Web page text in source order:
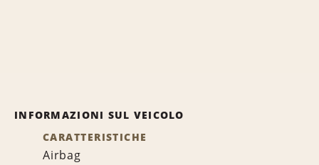
INFORMAZIONI SUL VEICOLO
CARATTERISTICHE
Airbag